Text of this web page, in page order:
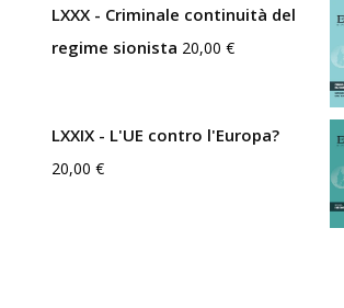
LXXX - Criminale continuità del
regime sionista 20,00 €
LXXIX - L'UE contro l'Europa?
20,00 €